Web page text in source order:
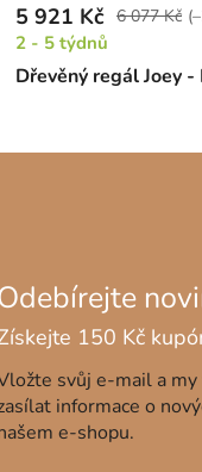
Dřevěný regál Joey -
5 921 Kč 6 077 Kč
2 - 5 týdnů
svůj e-mail a my
informace o
e-shopu.